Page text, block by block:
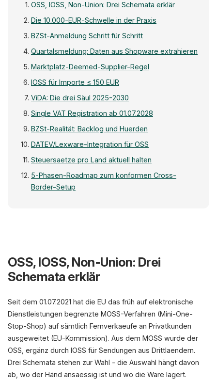
OSS, IOSS, Non-Union: Drei Schemata erklär
Die 10.000-EUR-Schwelle in der Praxis
BZSt-Anmeldung Schritt für Schritt
Quartalsmeldung: Daten aus Shopware extrahieren
Marktplatz-Deemed-Supplier-Regel
IOSS für Importe ≤ 150 EUR
ViDA: Die drei Säul 2025-2030
Single VAT Registration ab 01.07.2028
BZSt-Realität: Backlog und Huerden
DATEV/Lexware-Integration für OSS
Steuersaetze pro Land aktuell halten
5-Phasen-Roadmap zum konformen Cross-
Border-Setup
EU Empfangsstaaten — VAT-Sätze 2026
ES 21%
FR 20%
OSS, IOSS, Non-Union: Drei
Schemata erklär
Seit dem 01.07.2021 hat die EU das früh auf elektronische
Dienstleistungen begrenzte MOSS-Verfahren (Mini-One-
Stop-Shop) auf sämtlich Fernverkaeufe an Privatkunden
ausgeweitet (EU-Kommission). Aus dem MOSS wurde der
OSS, ergänz durch IOSS für Sendungen aus Drittlaendern.
Drei Schemata stehen zur Wahl - die Auswahl hängt davon
ab, wo der Händ ansaessig ist und wo die Ware lagert.